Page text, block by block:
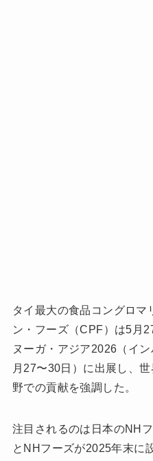
タイ最大の食品コングロマ
ン・フーズ（CPF）は5月
ヌーガ・アジア2026（イ
月27〜30日）に出展し、
野での貢献を強調した。
注目されるのは日本のNH
とNHフーズが2025年末に